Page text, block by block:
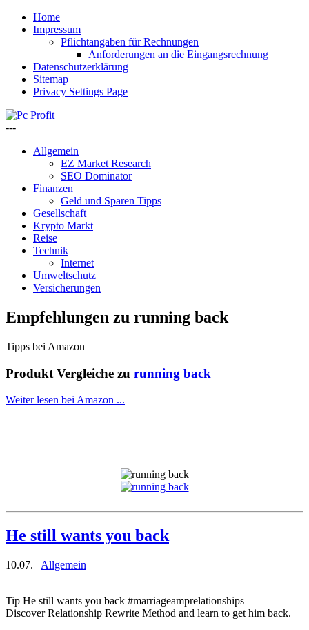
Home
Impressum
Pflichtangaben für Rechnungen
Anforderungen an die Eingangsrechnung
Datenschutzerklärung
Sitemap
Privacy Settings Page
---
Allgemein
EZ Market Research
SEO Dominator
Finanzen
Geld und Sparen Tipps
Gesellschaft
Krypto Markt
Reise
Technik
Internet
Umweltschutz
Versicherungen
Empfehlungen zu running back
Tipps bei Amazon
Produkt Vergleiche zu running back
Weiter lesen bei Amazon ...
He still wants you back
10.07. Allgemein
Tip He still wants you back #marriageamprelationships
Discover Relationship Rewrite Method and learn to get him back.